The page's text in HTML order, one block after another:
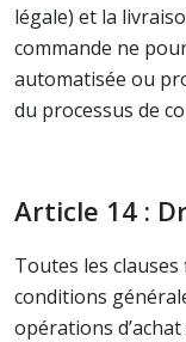
légale) et la
commande ne
automatisée ou
du processus de
Article 14 :
Toutes les
conditions
opérations